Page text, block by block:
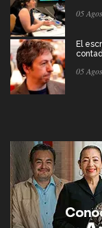
05
El
05